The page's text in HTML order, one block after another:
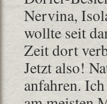
Nervina,
wollte seit
Zeit dort
Jetzt also!
anfahren.